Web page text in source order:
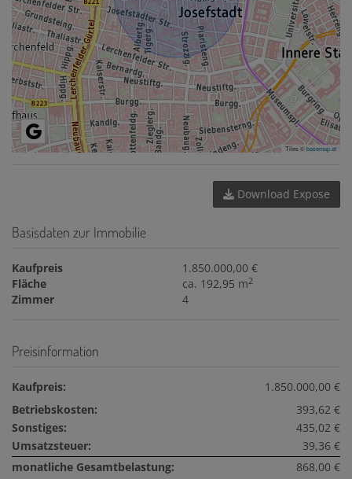
Tiles ©basemap.at
Download Expose
Basisdaten zur Immobilie
Kaufpreis
1.850.000,00 €
Fläche
ca. 192,95 m2
Zimmer 4
Preisinformation
Kaufpreis:
1.850.000,00 €
Betriebskosten:
393,62 €
Sonstiges:
435,02 €
Umsatzsteuer:
39,36 €
monatliche Gesamtbelastung:
868,00 €